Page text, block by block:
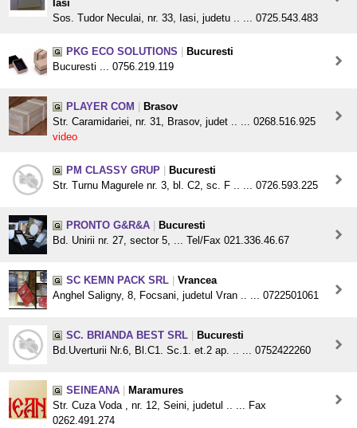
Iasi
Sos. Tudor Neculai, nr. 33, Iasi, judetu .. ... 0725.543.483
PKG ECO SOLUTIONS
Bucuresti
Bucuresti ... 0756.219.119
PLAYER COM
Brasov
Str. Caramidariei, nr. 31, Brasov, judet .. ... 0268.516.925
video
PM CLASSY GRUP
Bucuresti
Str. Turnu Magurele nr. 3, bl. C2, sc. F .. ... 0726.593.225
PRONTO G&R&A
Bucuresti
Bd. Unirii nr. 27, sector 5, ... Tel/Fax 021.336.46.67
SC KEMN PACK SRL
Vrancea
Anghel Saligny, 8, Focsani, judetul Vran .. ... 0722501061
SC. BRIANDA BEST SRL
Bucuresti
Bd.Uverturii Nr.6, Bl.C1. Sc.1. et.2 ap. .. ... 0752422260
SEINEANA
Maramures
Str. Cuza Voda , nr. 12, Seini, judetul .. ... Fax
0262.491.274